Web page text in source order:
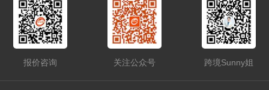
报价咨询 关注公众号 跨境Sunny姐